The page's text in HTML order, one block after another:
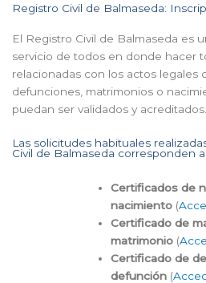
Registro Civil de Balmaseda:
El Registro Civil de Balmaseda es
servicio de todos en donde hacer
relacionadas con los actos legales
defunciones, matrimonios o
puedan ser validados y acreditados.
Las solicitudes habituales
Civil de Balmaseda corresponden a:
Certificados de
nacimiento (
Certificado de
matrimonio (
Certificado de
defunción (